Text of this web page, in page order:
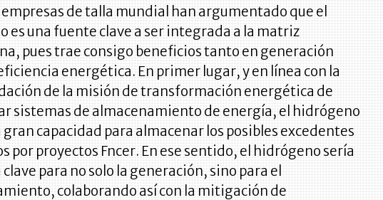
de talla mundial han argumentado que el
es una fuente clave a ser integrada a la matriz
pues trae consigo beneficios tanto en generación
energética. En primer lugar, y en línea con la
de la misión de transformación energética de
sistemas de almacenamiento de energía, el hidrógeno
capacidad para almacenar los posibles excedentes
por proyectos Fncer. En ese sentido, el hidrógeno sería
clave para no solo la generación, sino para el
colaborando así con la mitigación de